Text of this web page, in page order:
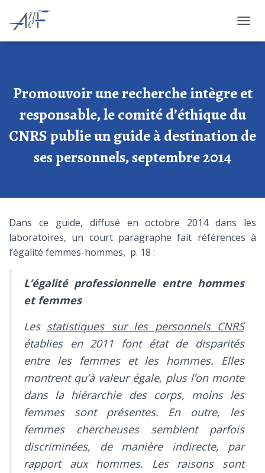
Promouvoir une recherche intègre et
responsable, le comité d’éthique du
CNRS publie un guide à destination de
ses personnels, septembre 2014
Dans ce guide, diffusé en octobre 2014 dans les
laboratoires, un court paragraphe fait références à
l’égalité femmes-hommes, p. 18 :
L’égalité professionnelle entre hommes
et femmes
Les statistiques sur les personnels CNRS
établies en 2011 font état de disparités
entre les femmes et les hommes. Elles
montrent qu’à valeur égale, plus l’on monte
dans la hiérarchie des corps, moins les
femmes sont présentes. En outre, les
femmes chercheuses semblent parfois
discriminées, de manière indirecte, par
rapport aux hommes. Les raisons sont